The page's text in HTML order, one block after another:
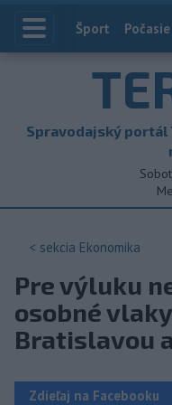
Index
Šport Počasie
Spravodajský
< sekcia Ekonomika
Pre výluku
osobné
Bratislavou
Zdieľaj na Facebooku